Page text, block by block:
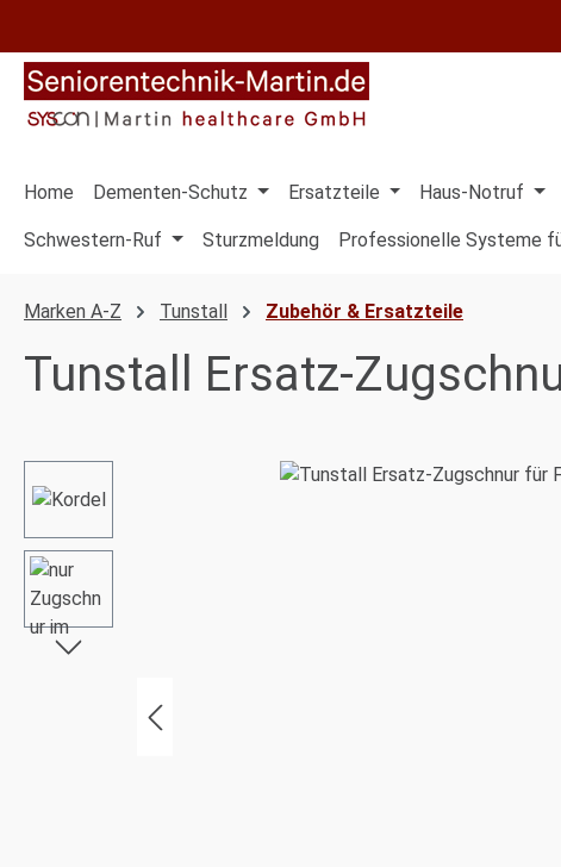
Home Dementen-Schutz Ersatzteile Haus-Notruf
Schwestern-Ruf Sturzmeldung Professionelle Systeme
Marken A-Z Tunstall Zubehör & Ersatzteile
Tunstall Ersatz-